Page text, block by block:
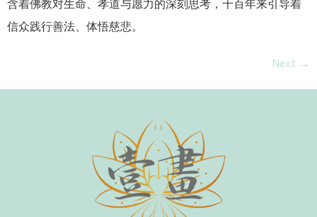
含着佛教对生命、孝道与愿力的深刻思考，千百年来引导着
信众践行善法、体悟慈悲。
Next →